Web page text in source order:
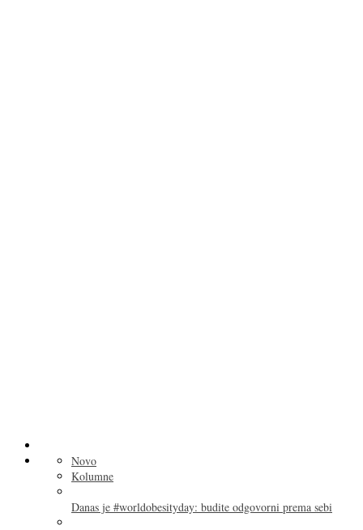
Novo
Kolumne
Danas je #worldobesityday: budite odgovorni prema sebi